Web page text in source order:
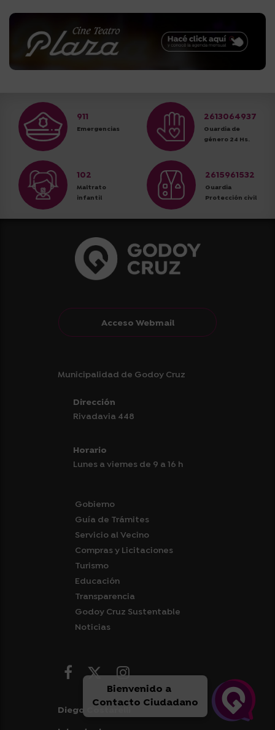
911
Emergencias
2613064937
Guardia de
género 24 Hs.
102
Maltrato
infantil
2615961532
Guardia
Protección civil
Acceso Webmail
Municipalidad de Godoy Cruz
Dirección
Rivadavia 448
Horario
Lunes a viernes de 9 a 16 h
Gobierno
Guía de Trámites
Servicio al Vecino
Compras y Licitaciones
Turismo
Educación
Transparencia
Godoy Cruz Sustentable
Noticias
Diego Costarelli
Bienvenido a
Contacto Ciudadano